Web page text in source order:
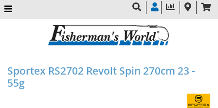
Sportex RS2702 Revolt Spin 270cm 23 -
55g